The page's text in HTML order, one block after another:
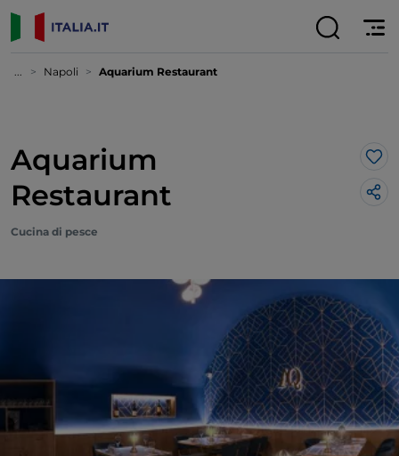
... Napoli Aquarium Restaurant
Aquarium
Restaurant
Cucina di pesce